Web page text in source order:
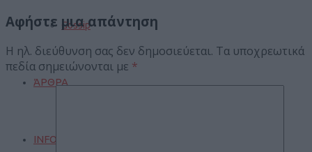
Gossip
ΆΡΘΡΑ
INFO
Αφήστε μια απάντηση
Η ηλ. διεύθυνση σας δεν δημοσιεύεται. Τα υποχρεωτικά
πεδία σημειώνονται με *